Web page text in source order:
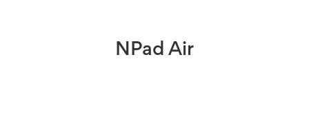
NPad Air